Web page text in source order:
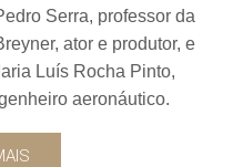
Serra, professor da
ator e produtor, e
Luís Rocha Pinto,
aeronáutico.